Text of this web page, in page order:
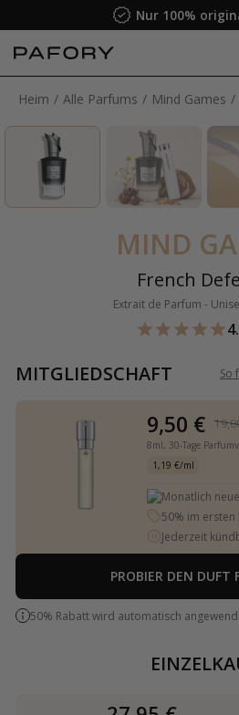
Nur 100%
Heim Alle Parfums Mind Games
MIND
French
Extrait de Parfum -
MITGLIEDSCHAFT So
9,50 €
8ml, 30-Tage
1,19 €/ml
Monatlich
50% im ersten
Jederzeit
PROBIER DEN DUFT
50% Rabatt wird automatisch